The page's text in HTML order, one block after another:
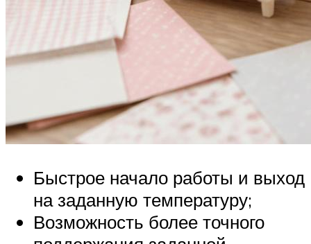
Быстрое начало работы и выход
на заданную температуру;
Возможность более точного